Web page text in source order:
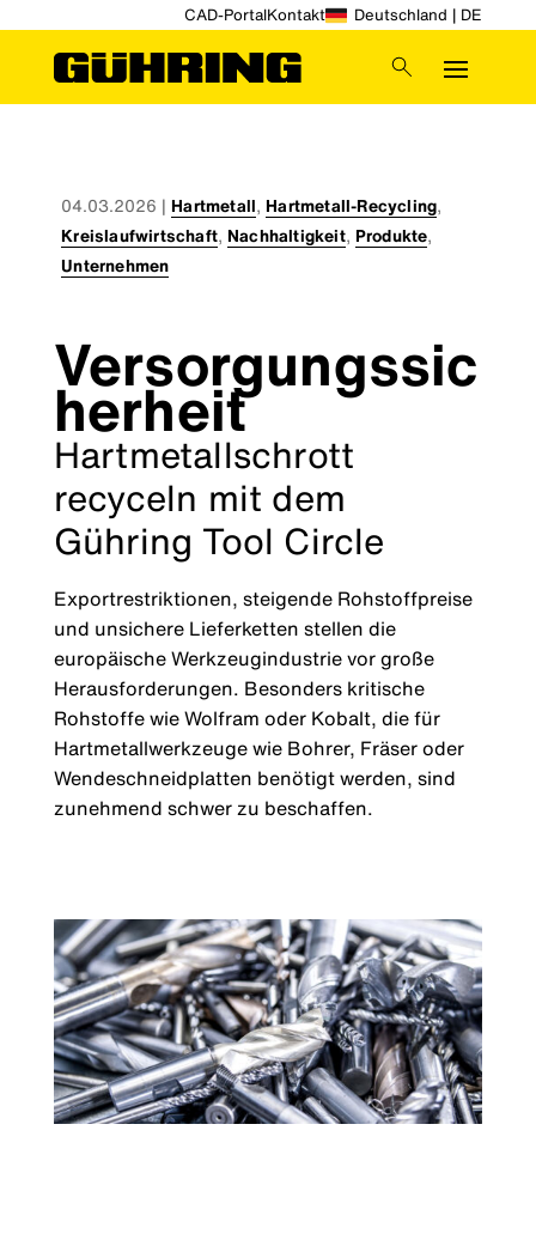
CAD-PortalKontakt Deutschland | DE
04.03.2026 |Hartmetall,Hartmetall-Recycling,
Kreislaufwirtschaft,Nachhaltigkeit, Produkte,
Unternehmen
Versorgungssic
herheit
Hartmetallschrott
recyceln mit dem
Gühring Tool Circle
Exportrestriktionen, steigende Rohstoffpreise
und unsichere Lieferketten stellen die
europäische Werkzeugindustrie vor große
Herausforderungen. Besonders kritische
Rohstoffe wie Wolfram oder Kobalt, die für
Hartmetallwerkzeuge wie Bohrer, Fräser oder
Wendeschneidplatten benötigt werden, sind
zunehmend schwer zu beschaffen.